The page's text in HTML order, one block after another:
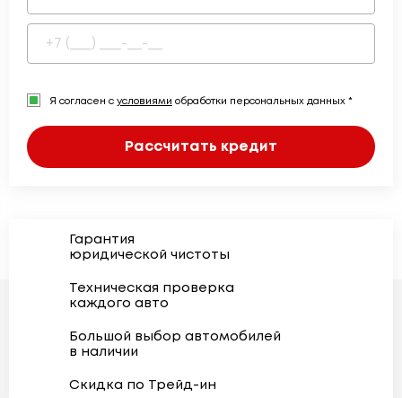
Я согласен с условиями обработки персональных данных *
Рассчитать кредит
Гарантия
юридической чистоты
Техническая проверка
каждого авто
Большой выбор автомобилей
в наличии
Скидка по Трейд-ин